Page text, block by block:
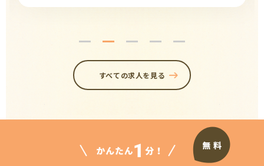
すべての求人を見る